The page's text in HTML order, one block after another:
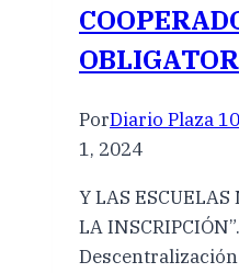
PorDiario Plaza
1, 2024
Y LAS ESCUELAS
LA